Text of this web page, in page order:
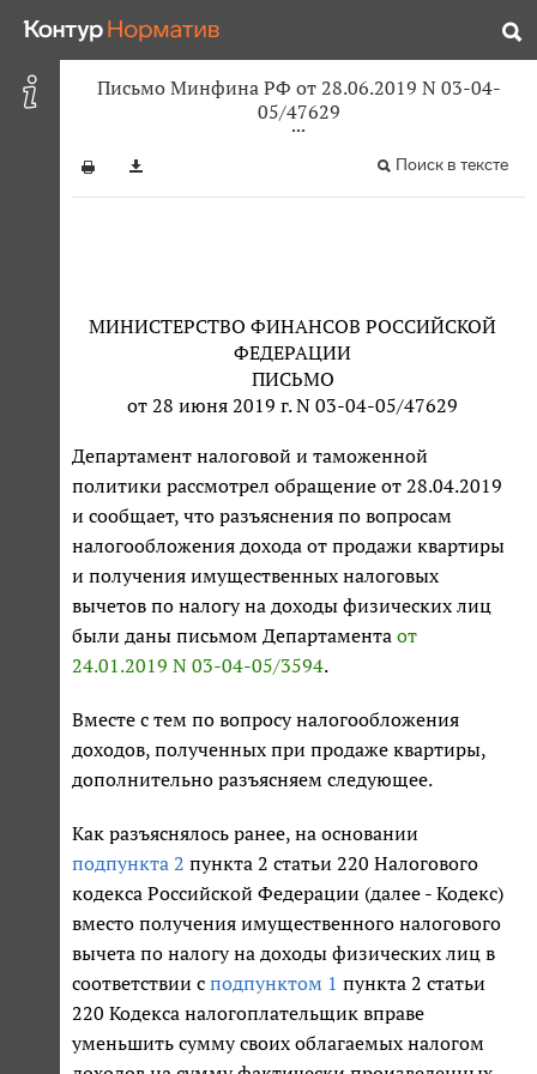
Письмо Минфина РФ от 28.06.2019 N 03-04-
05/47629
Поиск в тексте
МИНИСТЕРСТВО ФИНАНСОВ РОССИЙСКОЙ
ФЕДЕРАЦИИ
ПИСЬМО
от 28 июня 2019 г. N 03-04-05/47629
Департамент налоговой и таможенной
политики рассмотрел обращение от 28.04.2019
и сообщает, что разъяснения по вопросам
налогообложения дохода от продажи квартиры
и получения имущественных налоговых
вычетов по налогу на доходы физических лиц
были даны письмом Департамента от
24.01.2019 N 03-04-05/3594.
Вместе с тем по вопросу налогообложения
доходов, полученных при продаже квартиры,
дополнительно разъясняем следующее.
Как разъяснялось ранее, на основании
подпункта 2 пункта 2 статьи 220 Налогового
кодекса Российской Федерации (далее - Кодекс)
вместо получения имущественного налогового
вычета по налогу на доходы физических лиц в
соответствии с подпунктом 1 пункта 2 статьи
220 Кодекса налогоплательщик вправе
уменьшить сумму своих облагаемых налогом